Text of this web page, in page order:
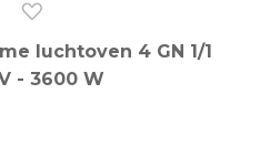
luchtoven 4 GN 1/1
- 3600 W